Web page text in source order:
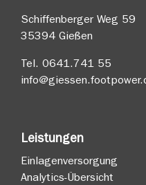
Schiffenberger Weg 59
35394 Gießen
Tel. 0641.741 55
Leistungen
Einlagenversorgung
Analytics-Übersicht